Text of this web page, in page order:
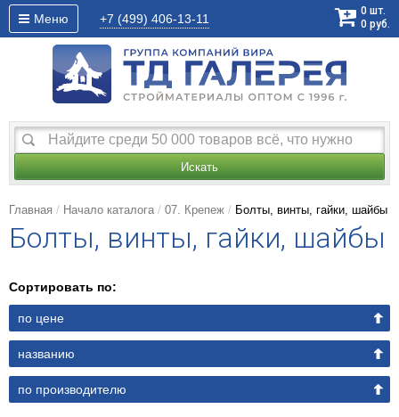
Меню +7 (499) 406-13-11
0 шт.
0 руб.
Искать
Главная Начало каталога 07. Крепеж Болты, винты, гайки, шайбы
Болты, винты, гайки, шайбы
Сортировать по:
по цене
названию
по производителю